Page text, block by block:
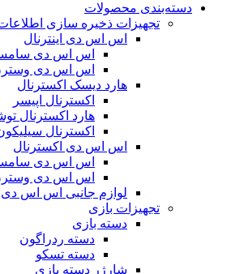
دسته‌بندی محصولات
تجهیزات ذخیره سازی
اس اس دی اینترنال
اس اس دی
اس اس دی
هارد دیسک اکسترنال
اکسترنال اپیسر
هارد اکسترنال
اکسترنال
اس اس دی اکسترنال
اس اس دی
اس اس دی
لوازم جانبی اس اس دی
تجهیزات بازی
دسته بازی
دسته ردراگون
دسته تسکو
شارژر دسته بازی